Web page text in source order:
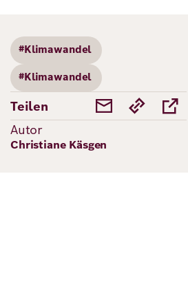
#Klimawandel
#Klimawandel
Teilen
Autor
Christiane Käsgen